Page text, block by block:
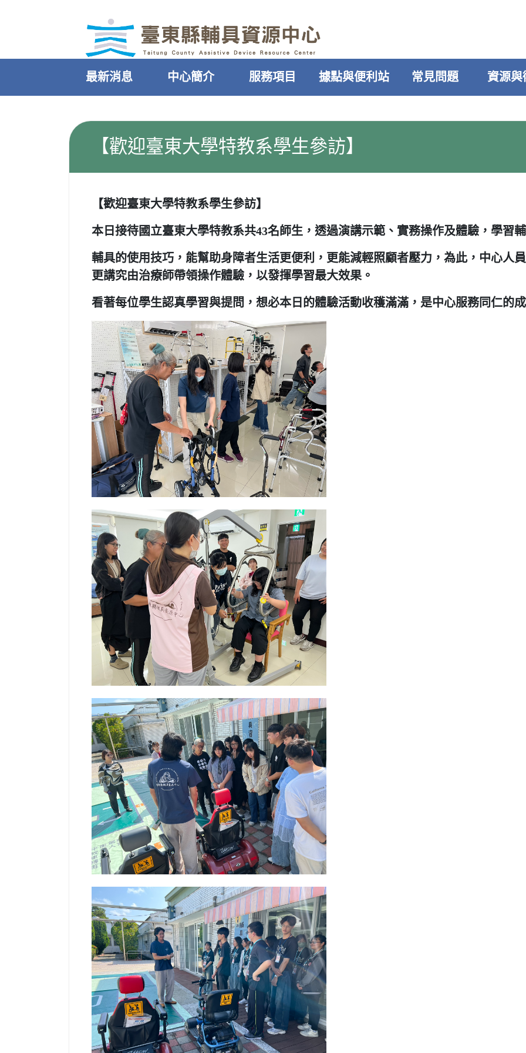
最新消息 中心簡介 服務項目 據點與便利站 常見問題 資源與
【歡迎臺東大學特教系學生參訪】
【歡迎臺東大學特教系學生參訪】
本日接待國立臺東大學特教系共43名師生，透過演講示範、實務操作及體驗，學習
輔具的使用技巧，能幫助身障者生活更便利，更能減輕照顧者壓力，為此，中心人
更講究由治療師帶領操作體驗，以發揮學習最大效果。
看著每位學生認真學習與提問，想必本日的體驗活動收穫滿滿，是中心服務同仁的